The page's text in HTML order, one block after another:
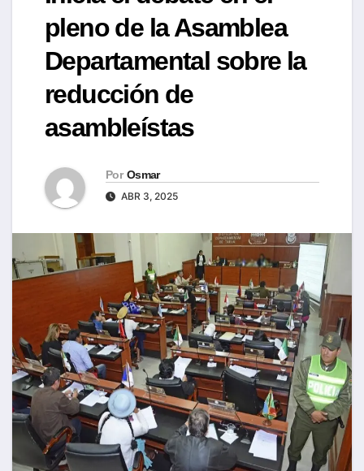
pleno de la Asamblea
Departamental sobre la
reducción de
asambleístas
Por Osmar
ABR 3, 2025